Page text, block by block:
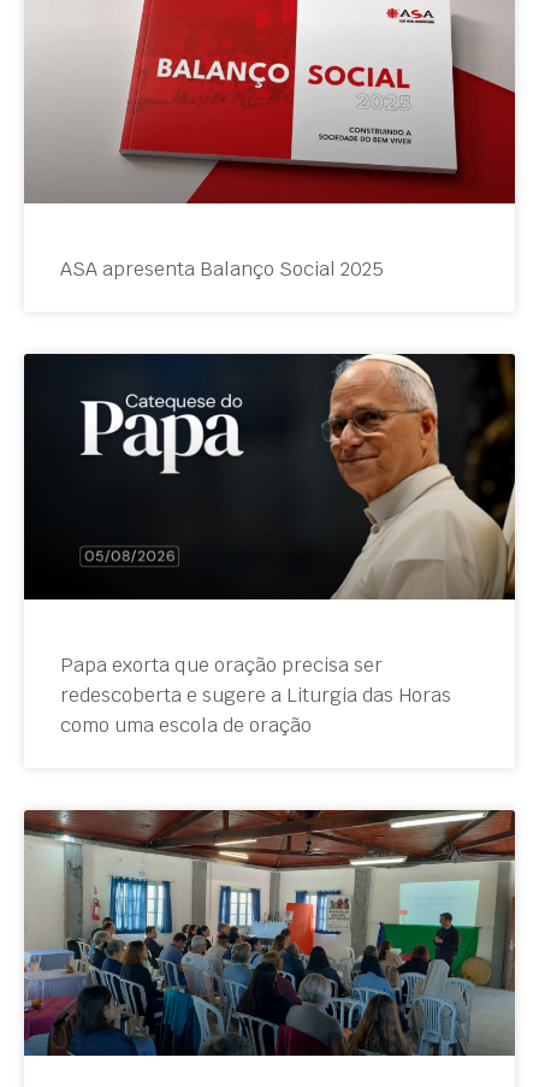
ASA apresenta Balanço Social 2025
Papa exorta que oração precisa ser
redescoberta e sugere a Liturgia das Horas
como uma escola de oração